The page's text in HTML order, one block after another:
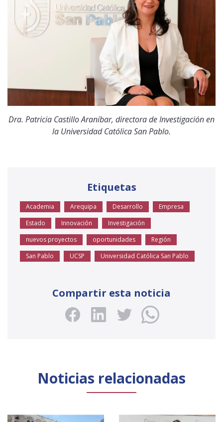
Dra. Patricia Castillo Araníbar, directora de Investigación en
la Universidad Católica San Pablo.
Etiquetas
Academia Arequipa Desarrollo
Empresa
Estado
Innovación
Investigación
nuevos proyectos
oportunidades
Región
San Pablo
UCSP Universidad Católica San Pablo
Compartir esta noticia
Noticias relacionadas